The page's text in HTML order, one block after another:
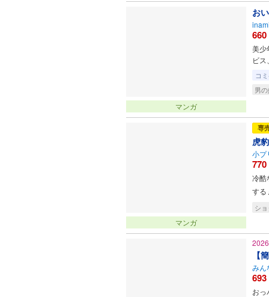
マンガ
お
660
美少
ビ
コ
男
マンガ
専
虎
小プ
770
冷酷
する
シ
【
みん
693
おっ